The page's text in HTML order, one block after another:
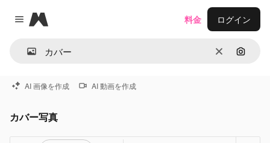
Close menu
Magnific
消去 画像で
料金 ログイン
AI 画像を作成 AI 動画を作成
カバー写真